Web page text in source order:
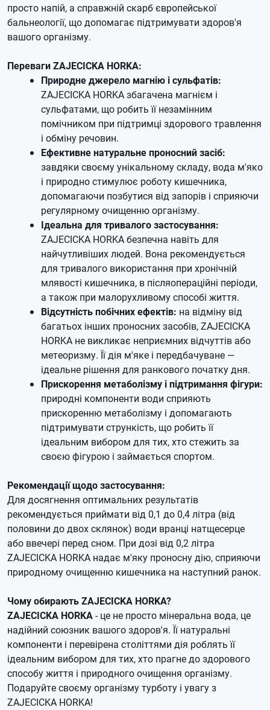
просто напій, а справжній скарб європейської
бальнеології, що допомагає підтримувати здоров'я
вашого організму.
Переваги ZAJECICKA HORKA:
Природне джерело магнію і сульфатів:
ZAJECICKA HORKA збагачена магнієм і
сульфатами, що робить її незамінним
помічником при підтримці здорового травлення
і обміну речовин.
Ефективне натуральне проносний засіб:
завдяки своєму унікальному складу, вода м'яко
і природно стимулює роботу кишечника,
допомагаючи позбутися від запорів і сприяючи
регулярному очищенню організму.
Ідеальна для тривалого застосування:
ZAJECICKA HORKA безпечна навіть для
найчутливіших людей. Вона рекомендується
для тривалого використання при хронічній
млявості кишечника, в післяопераційні періоди,
а також при малорухливому способі життя.
Відсутність побічних ефектів: на відміну від
багатьох інших проносних засобів, ZAJECICKA
HORKA не викликає неприємних відчуттів або
метеоризму. Її дія м'яке і передбачуване —
ідеальне рішення для ранкового початку дня.
Прискорення метаболізму і підтримання фігури:
природні компоненти води сприяють
прискоренню метаболізму і допомагають
підтримувати стрункість, що робить її
ідеальним вибором для тих, хто стежить за
своєю фігурою і займається спортом.
Рекомендації щодо застосування:
Для досягнення оптимальних результатів
рекомендується приймати від 0,1 до 0,4 літра (від
половини до двох склянок) води вранці натщесерце
або ввечері перед сном. При дозі від 0,2 літра
ZAJECICKA HORKA надає м'яку проносну дію, сприяючи
природному очищенню кишечника на наступний ранок.
Чому обирають ZAJECICKA HORKA?
ZAJECICKA HORKA- це не просто мінеральна вода, це
надійний союзник вашого здоров'я. Її натуральні
компоненти і перевірена століттями дія роблять її
ідеальним вибором для тих, хто прагне до здорового
способу життя і природного очищення організму.
Подаруйте своєму організму турботу і увагу з
ZAJECICKA HORKA!